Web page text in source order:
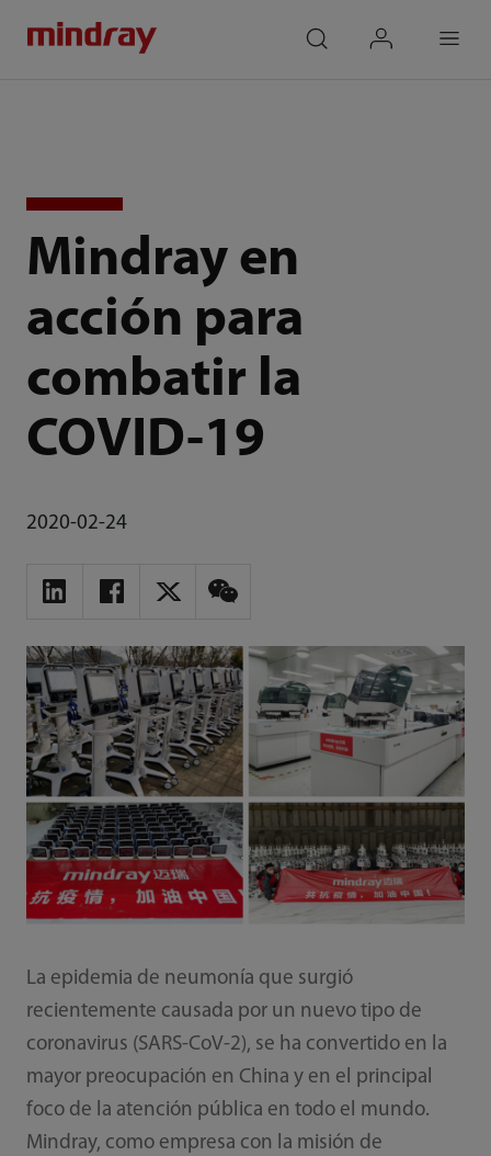
Mindray en
acción para
combatir la
COVID-19
2020-02-24
La epidemia de neumonía que surgió
recientemente causada por un nuevo tipo de
coronavirus (SARS-CoV-2), se ha convertido en la
mayor preocupación en China y en el principal
foco de la atención pública en todo el mundo.
Mindray, como empresa con la misión de